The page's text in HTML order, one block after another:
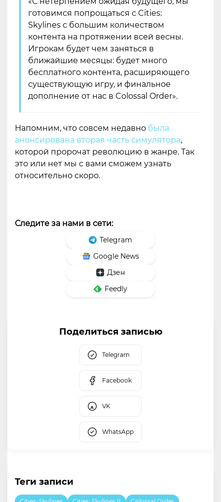
готовимся попрощаться с Cities:
Skylines с большим количеством
контента на протяжении всей весны.
Игрокам будет чем заняться в
ближайшие месяцы: будет много
бесплатного контента, расширяющего
существующую игру, и финальное
дополнение от нас в Colossal Order».
Напомним, что совсем недавно была
анонсирована вторая часть симулятора,
которой пророчат революцию в жанре. Так
это или нет мы с вами сможем узнать
относительно скоро.
Следите за нами в сети:
Telegram
Google News
Дзен
Feedly
Поделиться записью
Telegram
Facebook
VK
WhatsApp
Теги записи